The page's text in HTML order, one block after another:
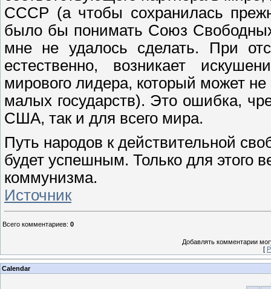
СССР (а чтобы сохранилась
было бы понимать Союз
мне не удалось сделать. При
естественно, возникает
мирового лидера, который может
малых государств). Это ошибка,
США, так и для всего мира.
Путь народов к действительной
будет успешным. Только для этого
коммунизма.
Источник
Всего комментариев: 0
Добавлять комментарии
[
Calendar